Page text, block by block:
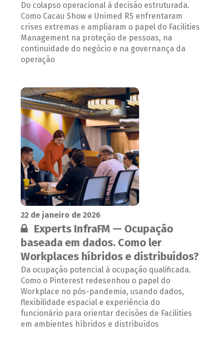
Do colapso operacional à decisão estruturada.
Como Cacau Show e Unimed RS enfrentaram
crises extremas e ampliaram o papel do Facilities
Management na proteção de pessoas, na
continuidade do negócio e na governança da
operação
22 de janeiro de 2026
Conteúdo restrito:
Experts InfraFM — Ocupação
baseada em dados. Como ler
Workplaces híbridos e distribuídos?
Da ocupação potencial à ocupação qualificada.
Como o Pinterest redesenhou o papel do
Workplace no pós-pandemia, usando dados,
flexibilidade espacial e experiência do
funcionário para orientar decisões de Facilities
em ambientes híbridos e distribuídos